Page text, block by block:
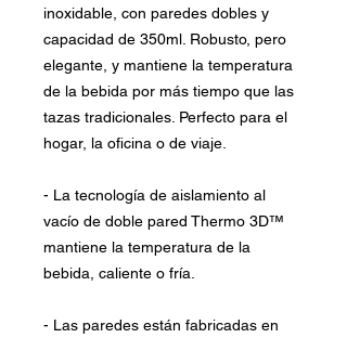
inoxidable, con paredes dobles y
capacidad de 350ml. Robusto, pero
elegante, y mantiene la temperatura
de la bebida por más tiempo que las
tazas tradicionales. Perfecto para el
hogar, la oficina o de viaje.
- La tecnología de aislamiento al
vacío de doble pared Thermo 3D™
mantiene la temperatura de la
bebida, caliente o fría.
- Las paredes están fabricadas en